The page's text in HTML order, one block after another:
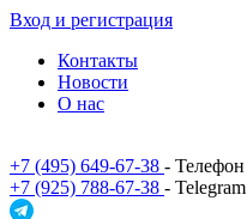
Вход и регистрация
Контакты
Новости
О нас
+7 (495) 649-67-38 - Телефон
+7 (925) 788-67-38 - Telegram